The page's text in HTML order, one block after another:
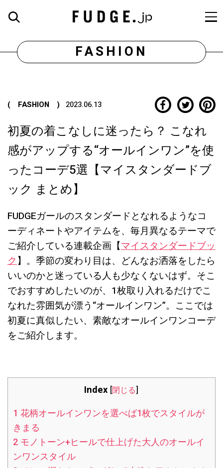
FASHION
( FASHION ) 2023.06.13
初夏の着こなしに迷ったら？ こなれ
感がアップする“オールインワン”を使
ったコーデ5選【マイスタンダードブ
ック まとめ】
FUDGEガールのスタンダードとなれるようなコ
ーディネートやアイテムを、毎月異なるテーマで
ご紹介している連載企画【マイスタンダードブッ
ク】。季節の変わり目は、どんなお洒落をしたら
いいのかと迷っている人も少なくないはず。そこ
でおすすめしたいのが、1枚取り入れるだけでこ
なれた雰囲気が漂う“オールインワン”。ここでは
初夏に真似したい、素敵なオールインワンコーデ
をご紹介します。
Index [閉じる]
1 花柄オールインワンを選べば1枚でスタイルが
きまる
2モノトーン+ヒールで仕上げた大人のオールイ
ンワンスタイル